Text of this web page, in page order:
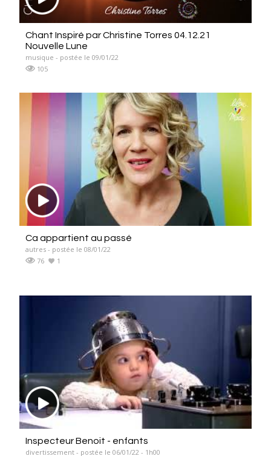
Chant Inspiré par Christine Torres 04.12.21
Nouvelle Lune
musique - postée le 09/01/22
105
Ca appartient au passé
autres - postée le 08/01/22
76
1
Inspecteur Benoit - enfants
divertissement - postée le 06/01/22 - 1h00